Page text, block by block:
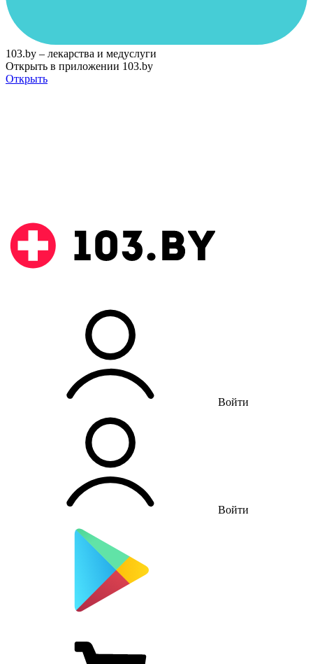
103.by – лекарства и медуслуги
Открыть в приложении 103.by
Открыть
Войти
Войти